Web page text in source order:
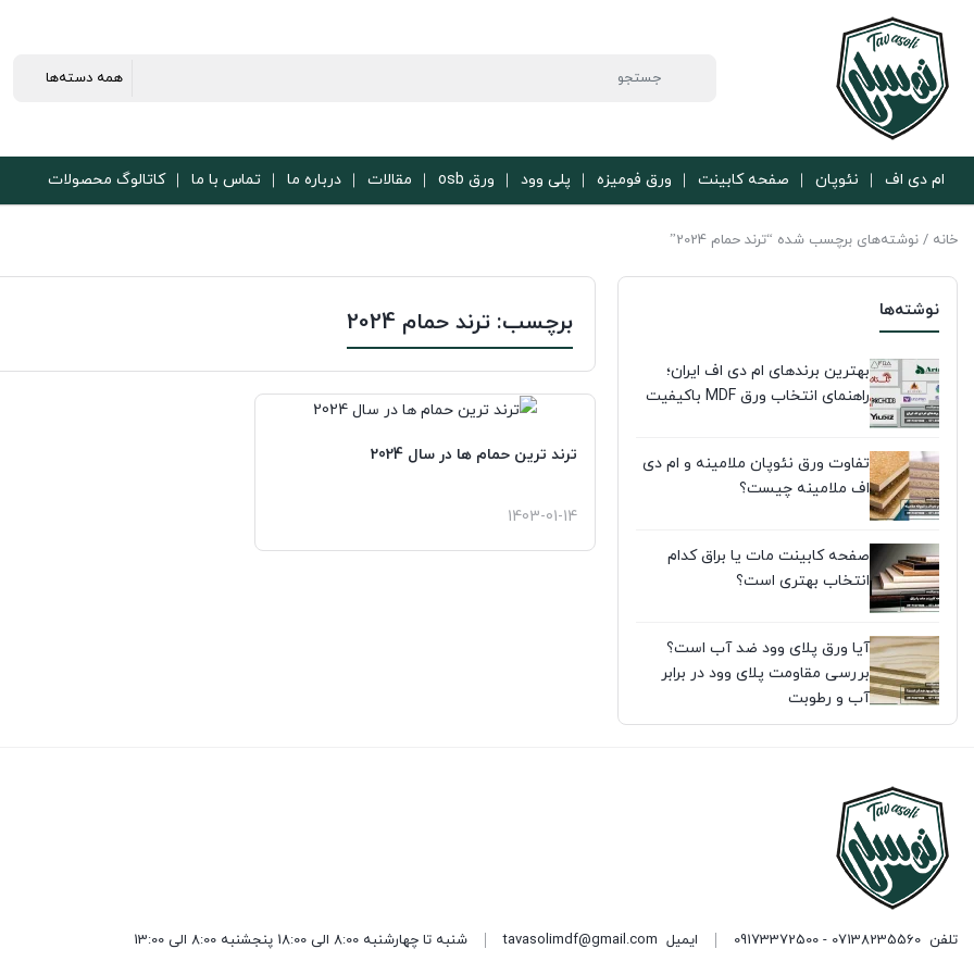
ام دی اف نئوپان صفحه کابینت ورق فومیزه پلی وود ورق osb مقالات درباره ما تماس با ما کاتالوگ محصولات
خانه / نوشته‌های برچسب شده “ترند حمام 2024”
نوشته‌ها
بهترین برندهای ام دی اف ایران؛
راهنمای انتخاب ورق MDF باکیفیت
تفاوت ورق نئوپان ملامینه و ام دی
اف ملامینه چیست؟
صفحه کابینت مات یا براق کدام
انتخاب بهتری است؟
آیا ورق پلای وود ضد آب است؟
بررسی مقاومت پلای وود در برابر
آب و رطوبت
برچسب:ترند حمام 2024
ترند ترین حمام ها در سال 2024
1403-01-14
تلفن 07138235560 - 09173372500 ایمیل tavasolimdf@gmail.com شنبه تا چهارشنبه 8:00 الی 18:00 پنجشنبه 8:00 الی 13:00